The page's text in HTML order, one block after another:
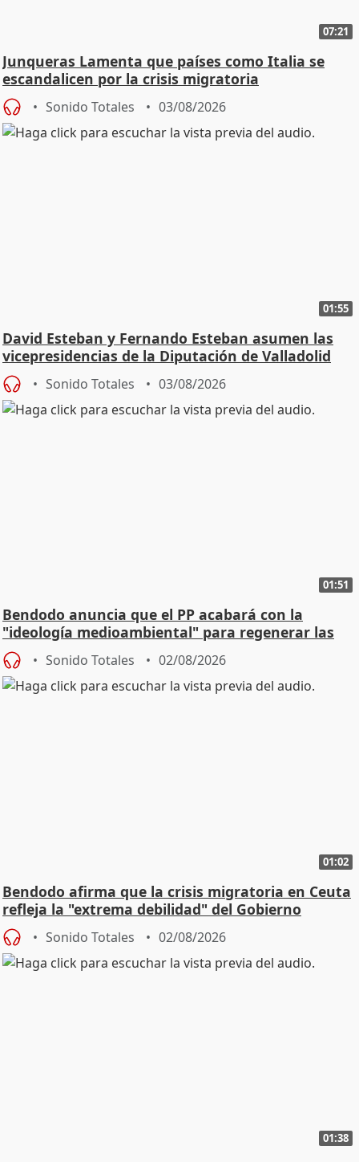
07:21
Junqueras Lamenta que países como Italia se
escandalicen por la crisis migratoria
Sonido Totales 03/08/2026
01:55
David Esteban y Fernando Esteban asumen las
vicepresidencias de la Diputación de Valladolid
Sonido Totales 03/08/2026
01:51
Bendodo anuncia que el PP acabará con la
"ideología medioambiental" para regenerar las
playas
Sonido Totales 02/08/2026
01:02
Bendodo afirma que la crisis migratoria en Ceuta
refleja la "extrema debilidad" del Gobierno
Sonido Totales 02/08/2026
01:38